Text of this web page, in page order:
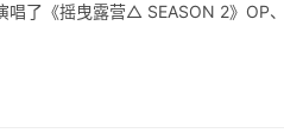
了《摇曳露营△ SEASON 2》OP